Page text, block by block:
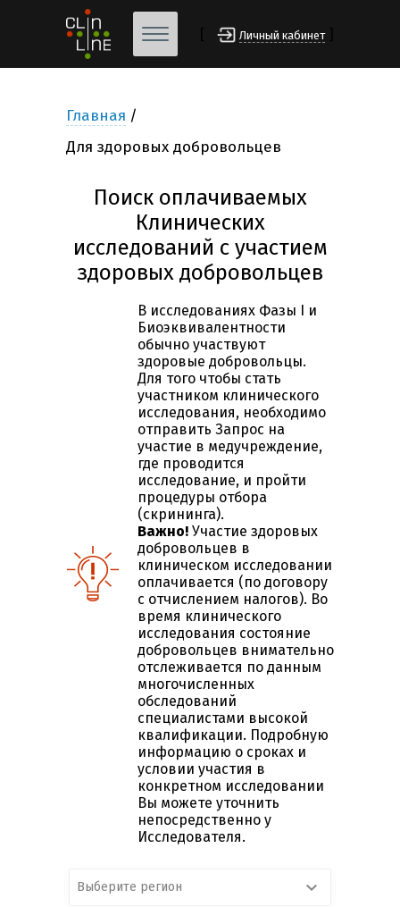
Личный кабинет
Главная
Для здоровых добровольцев
Поиск оплачиваемых
Клинических
исследований с участием
здоровых добровольцев
В исследованиях Фазы I и
Биоэквивалентности
обычно участвуют
здоровые добровольцы.
Для того чтобы стать
участником клинического
исследования, необходимо
отправить Запрос на
участие в медучреждение,
где проводится
исследование, и пройти
процедуры отбора
(скрининга).
Важно! Участие здоровых
добровольцев в
клиническом исследовании
оплачивается (по договору
с отчислением налогов). Во
время клинического
исследования состояние
добровольцев внимательно
отслеживается по данным
многочисленных
обследований
специалистами высокой
квалификации. Подробную
информацию о сроках и
условии участия в
конкретном исследовании
Вы можете уточнить
непосредственно у
Исследователя.
Выберите регион